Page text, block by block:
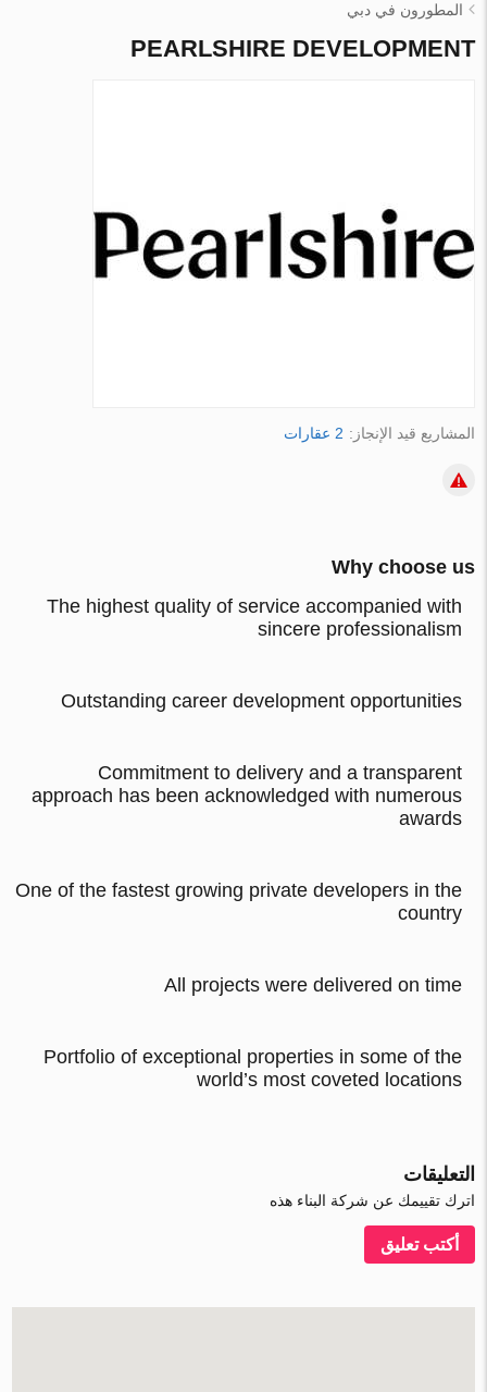
المطورون في دبي
PEARLSHIRE DEVELOPMENT
المشاريع قيد الإنجاز: 2 عقارات
Why choose us
The highest quality of service accompanied with
sincere professionalism
Outstanding career development opportunities
Commitment to delivery and a transparent
approach has been acknowledged with numerous
awards
One of the fastest growing private developers in the
country
All projects were delivered on time
Portfolio of exceptional properties in some of the
world’s most coveted locations
التعليقات
اترك تقييمك عن شركة البناء هذه
أكتب تعليق